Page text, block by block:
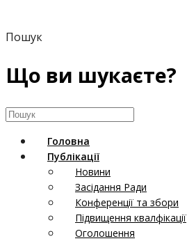
Пошук
Що ви шукаєте?
Головна
Публікації
Новини
Засідання Ради
Конференції та збори
Підвищення квалфікації
Оголошення